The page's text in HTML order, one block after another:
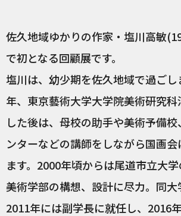
佐久地域ゆかりの作家・塩川高敏
で初となる回顧展です。
塩川は、幼少期を佐久地域で過ご
年、東京藝術大学大学院美術研究
した後は、母校の助手や美術予備
ンターなどの講師をしながら国画
ます。2000年頃からは尾道市立大
美術学部の構想、設計に尽力。同大
2011年には副学長に就任し、2016